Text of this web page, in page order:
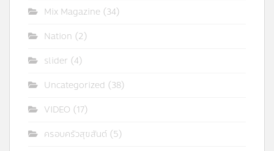
Mix Magazine (34)
Nation (2)
slider (4)
Uncategorized (38)
VIDEO (17)
ครอบครัวสุขสันต์ (5)